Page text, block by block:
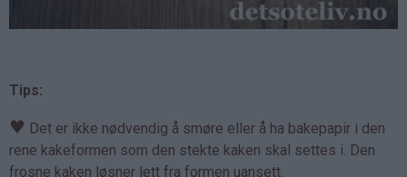
Tips:
♥ Det er ikke nødvendig å smøre eller å ha bakepapir i den
rene kakeformen som den stekte kaken skal settes i. Den
frosne kaken løsner lett fra formen uansett.